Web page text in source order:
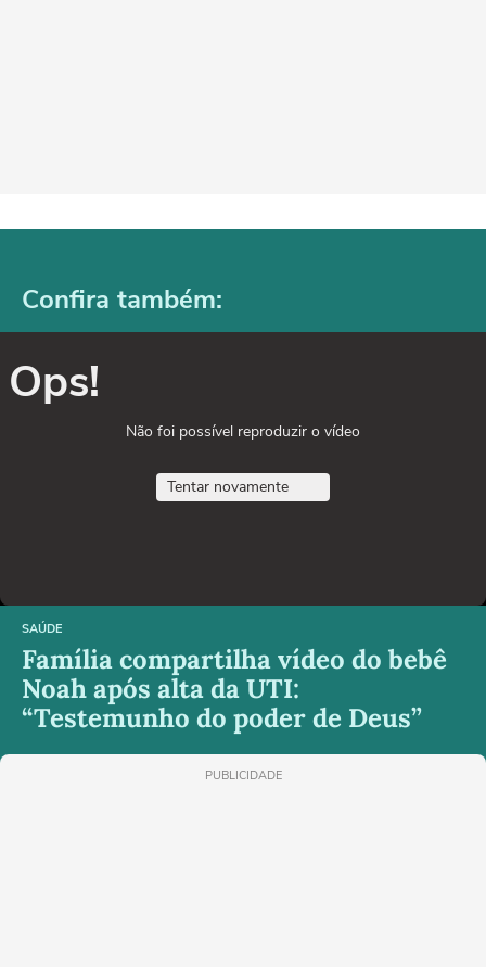
Confira também:
Ops!
Não foi possível reproduzir o vídeo
Tentar novamente
SAÚDE
Família compartilha vídeo do bebê
Noah após alta da UTI:
“Testemunho do poder de Deus”
PUBLICIDADE